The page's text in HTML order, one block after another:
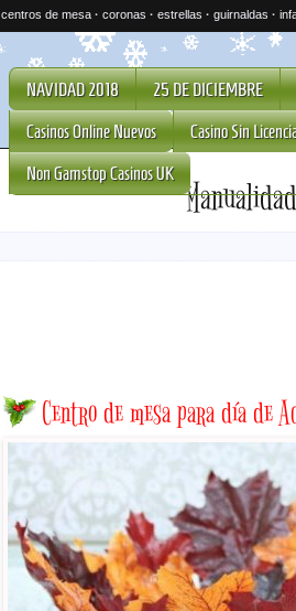
centros de mesa · coronas · estrellas · guirnaldas ·
NAVIDAD 2018 25 DE DICIEMBRE
Casinos Online Nuevos Casino Sin
Non Gamstop Casinos UK
Centro de mesa para día de